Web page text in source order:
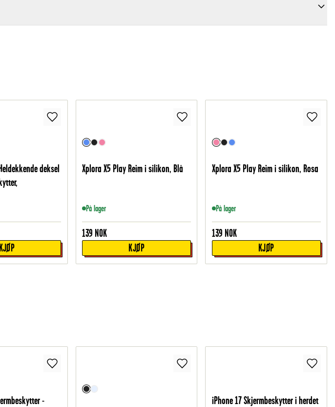
deksel
KJØP
Xplora X5 Play Reim i silikon, Blå
På lager
139 NOK
KJØP
Xplora X5 Play Reim i silikon, Rosa
På lager
139 NOK
KJØP
-
iPhone 17 Skjermbeskytter i herdet